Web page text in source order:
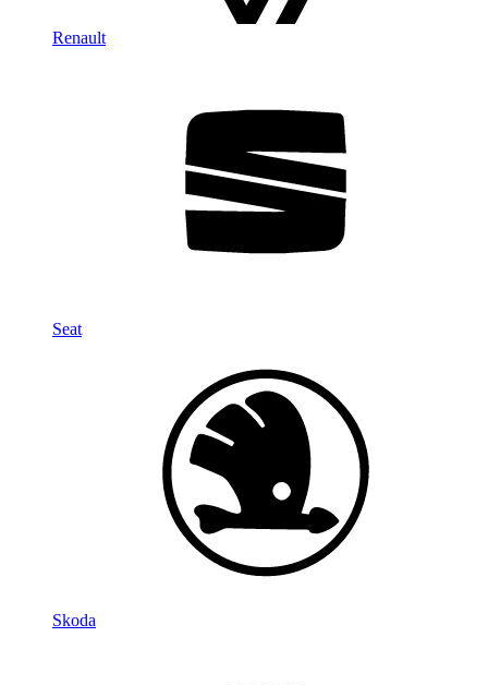
Renault
Seat
Skoda